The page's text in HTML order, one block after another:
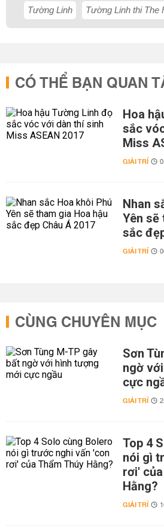
Tường Linh Tường Linh thi The
CÓ THỂ BẠN QUAN
Hoa
sắc
Miss
GIẢI TRÍ
Nhan
Yên sẽ
sắc
GIẢI TRÍ
CÙNG CHUYÊN MỤC
Sơn
ngờ
cực
GIẢI TRÍ
Top 4
nói gì
rơi'
Hằng?
GIẢI TRÍ